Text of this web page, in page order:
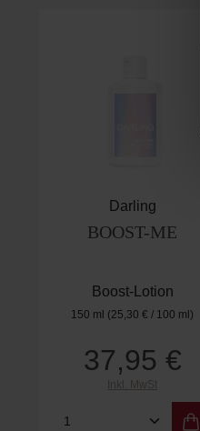
Darling
BOOST-ME
Boost-Lotion
150 ml (25,30 € / 100 ml)
Regulärer
37,95 €
Inkl. MwSt
Produkt